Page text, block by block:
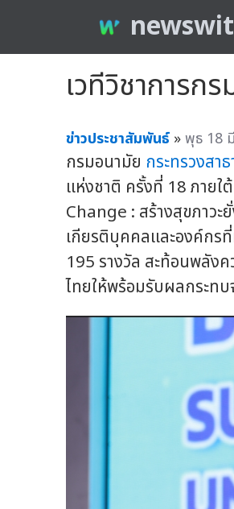
newswit
เวทีวิชาการ
ข่าวประชาสัมพันธ์ »พุธ 18
กรมอนามัย กระทรวงสา
แห่งชาติ ครั้งที่ 18 ภา
Change : สร้างสุขภาว
เกียรติบุคคลและองค์กร
195 รางวัล สะท้อนพลัง
ไทยให้พร้อมรับผลกระท